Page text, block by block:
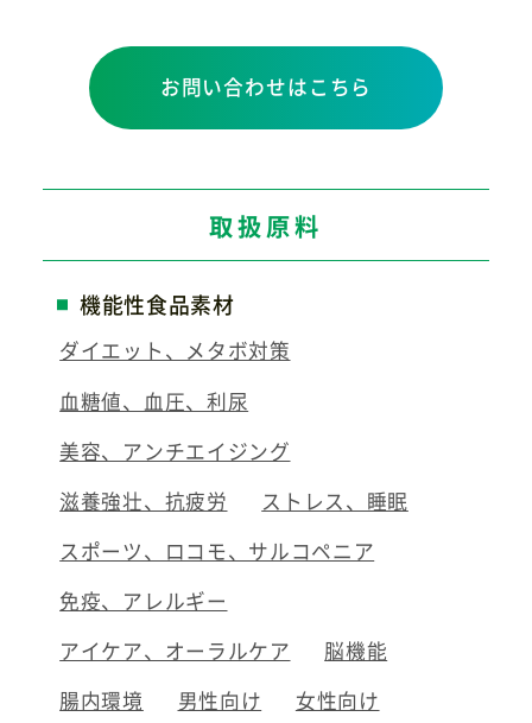
お問い合わせはこちら
取扱原料
機能性食品素材
ダイエット、メタボ対策
血糖値、血圧、利尿
美容、アンチエイジング
滋養強壮、抗疲労
ストレス、睡眠
スポーツ、ロコモ、サルコペニア
免疫、アレルギー
アイケア、オーラルケア
脳機能
腸内環境
男性向け 女性向け